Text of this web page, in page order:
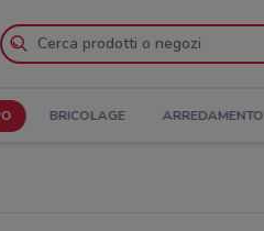
BRICOLAGE ARREDAMENTO